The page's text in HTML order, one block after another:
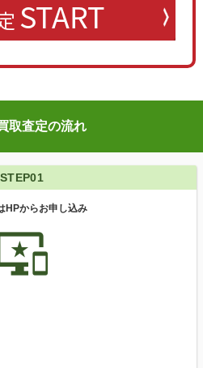
START
取査定の流れ
STEP01
HPからお申し込み